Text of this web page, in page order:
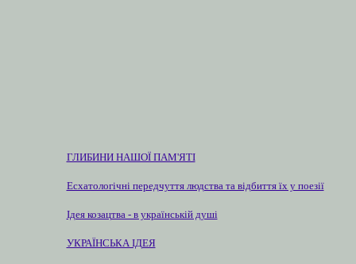
ГЛИБИНИ НАШОЇ ПАМ'ЯТІ
Есхатологічні передчуття людства та відбиття їх у поезії
Ідея козацтва - в українській душі
УКРАЇНСЬКА ІДЕЯ